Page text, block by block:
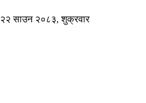
२२ साउन २०८३, शुक्रवार